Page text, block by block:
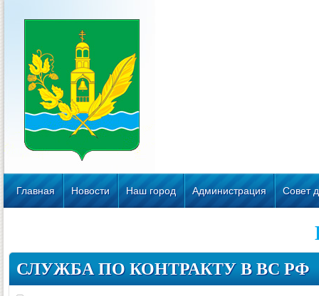
Главная Новости Наш город Администрация Совет
СЛУЖБА ПО КОНТРАКТУ В ВС РФ